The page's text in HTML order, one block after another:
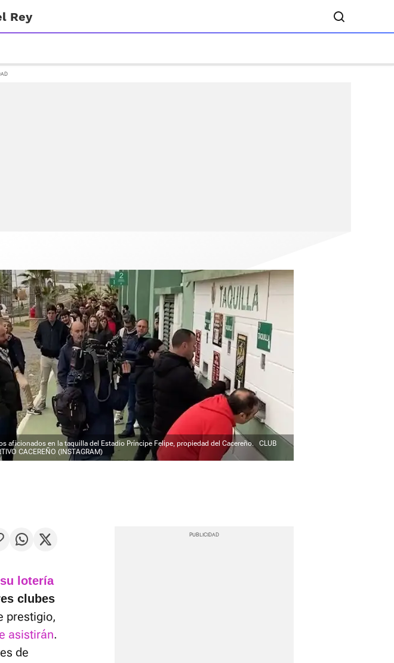
Rey
aficionados en la taquilla del Estadio Príncipe Felipe, propiedad del Cacereño.
CLUB
CACEREÑO (INSTAGRAM)
su lotería
clubes
prestigio,
asistirán.
de